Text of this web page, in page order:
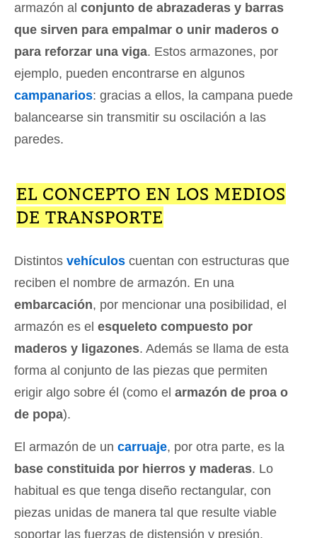
armazón al conjunto de abrazaderas y barras
que sirven para empalmar o unir maderos o
para reforzar una viga. Estos armazones, por
ejemplo, pueden encontrarse en algunos
campanarios: gracias a ellos, la campana puede
balancearse sin transmitir su oscilación a las
paredes.
EL CONCEPTO EN LOS MEDIOS
DE TRANSPORTE
Distintos vehículos cuentan con estructuras que
reciben el nombre de armazón. En una
embarcación, por mencionar una posibilidad, el
armazón es el esqueleto compuesto por
maderos y ligazones. Además se llama de esta
forma al conjunto de las piezas que permiten
erigir algo sobre él (como el armazón de proa o
de popa).
El armazón de un carruaje, por otra parte, es la
base constituida por hierros y maderas. Lo
habitual es que tenga diseño rectangular, con
piezas unidas de manera tal que resulte viable
soportar las fuerzas de distensión y presión.